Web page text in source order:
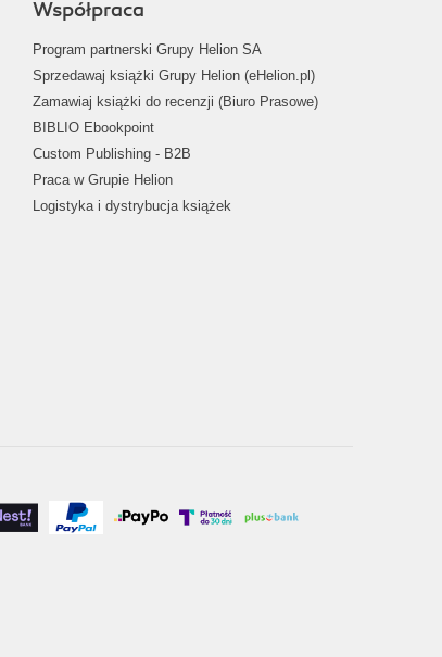
Współpraca
Program partnerski Grupy Helion SA
Sprzedawaj książki Grupy Helion (eHelion.pl)
Zamawiaj książki do recenzji (Biuro Prasowe)
BIBLIO Ebookpoint
Custom Publishing - B2B
Praca w Grupie Helion
Logistyka i dystrybucja książek